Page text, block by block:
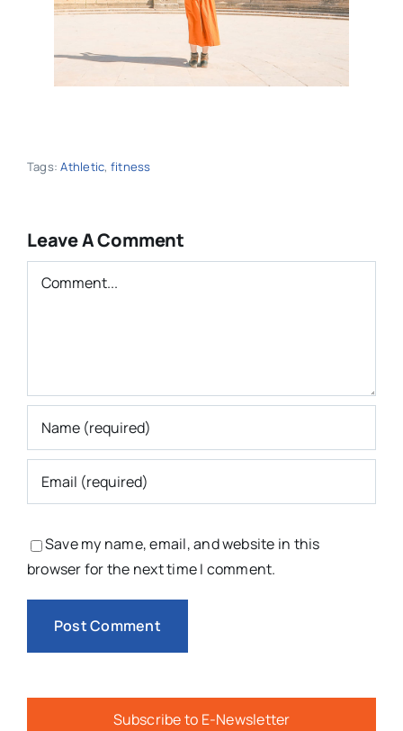
Tags:Athletic, fitness
Leave A Comment
Comment
Save my name, email, and website in this
browser for the next time I comment.
Subscribe to E-Newsletter